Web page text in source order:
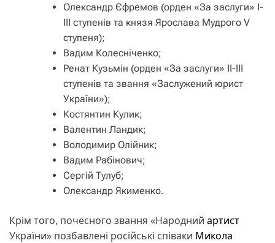
Олександр Єфремов (орден «За заслуги» І-
ІІІ ступенів та князя Ярослава Мудрого V
ступеня);
Вадим Колесніченко;
Ренат Кузьмін (орден «За заслуги» ІІ-ІІІ
ступенів та звання «Заслужений юрист
України»);
Костянтин Кулик;
Валентин Ландик;
Володимир Олійник;
Вадим Рабінович;
Сергій Тулуб;
Олександр Якименко.
Крім того, почесного звання «Народний артист
України» позбавлені російські співаки Микола